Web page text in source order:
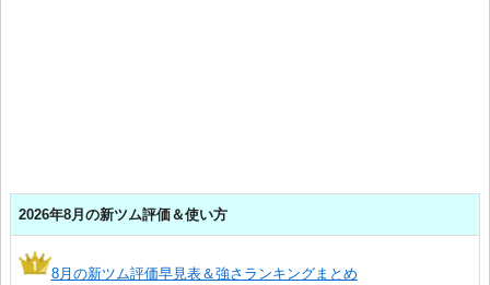
2026年8月の新ツム評価＆使い方
8月の新ツム評価早見表＆強さランキングまとめ